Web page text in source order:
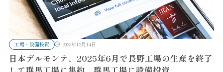
工場・設備投資 2023年12月14日
日本デルモンテ、2025年6月で長野工場の生産を終了